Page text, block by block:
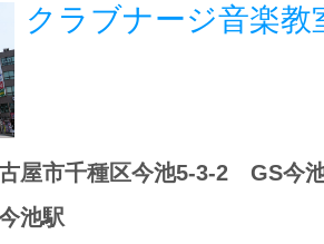
サイトマッ
クラブナージ音楽教
屋市千種区今池5-3-2 GS今
池駅